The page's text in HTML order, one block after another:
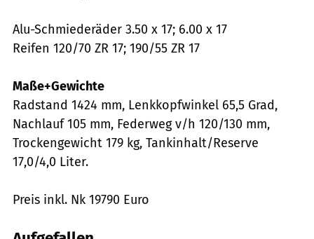
Alu-Schmiederäder 3.50 x 17; 6.00 x 17
Reifen 120/70 ZR 17; 190/55 ZR 17
Maße+Gewichte
Radstand 1424 mm, Lenkkopfwinkel 65,5 Grad,
Nachlauf 105 mm, Federweg v/h 120/130 mm,
Trockengewicht 179 kg, Tankinhalt/Reserve
17,0/4,0 Liter.
Preis inkl. Nk 19790 Euro